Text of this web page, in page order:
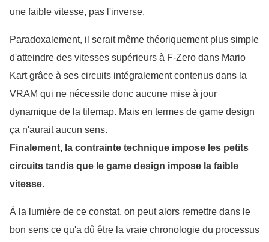
une faible vitesse, pas l'inverse.
Paradoxalement, il serait même théoriquement plus simple
d'atteindre des vitesses supérieurs à F-Zero dans Mario
Kart grâce à ses circuits intégralement contenus dans la
VRAM qui ne nécessite donc aucune mise à jour
dynamique de la tilemap. Mais en termes de game design
ça n'aurait aucun sens.
Finalement, la contrainte technique impose les petits
circuits tandis que le game design impose la faible
vitesse.
À la lumière de ce constat, on peut alors remettre dans le
bon sens ce qu'a dû être la vraie chronologie du processus